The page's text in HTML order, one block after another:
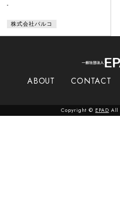
-
株式会社パルコ
ABOUT CONTACT
Copyright © EPAD All